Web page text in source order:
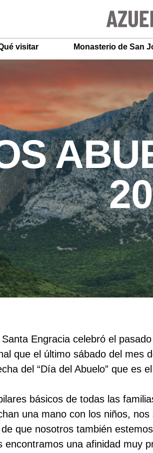
visitar Monasterio de San
Engracia celebró el
que el último sábado del mes
del “Día del Abuelo” que es
básicos de todas las
una mano con los niños,
que nosotros también
encontramos una afinidad muy